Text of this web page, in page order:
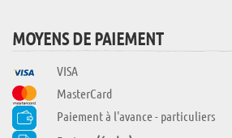
MOYENS DE PAIEMENT
VISA
MasterCard
Paiement à l'avance - particuliers